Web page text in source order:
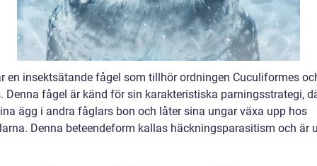
en insektsätande fågel som tillhör ordningen Cuculiformes
Denna fågel är känd för sin karakteristiska parningsstrategi,
ägg i andra fåglars bon och låter sina ungar växa upp hos
Denna beteendeform kallas häckningsparasitism och är